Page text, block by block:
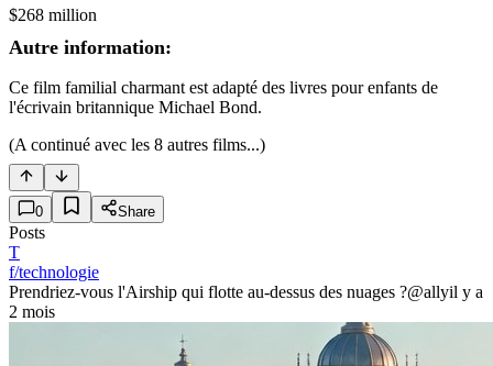
$268 million
Autre information:
Ce film familial charmant est adapté des livres pour enfants de
l'écrivain britannique Michael Bond.
(A continué avec les 8 autres films...)
0 Share
Posts
T
f/technologie
Prendriez-vous l'Airship qui flotte au-dessus des nuages ?@allyil y a
2 mois